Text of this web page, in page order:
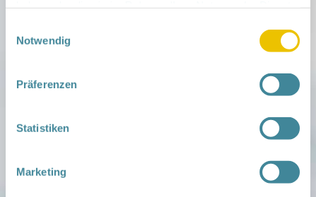
Notwendig
Präferenzen
Statistiken
Marketing
Mitmachen
in der Schwangerschaft
Netzwerk-Kompass
Aktuelles